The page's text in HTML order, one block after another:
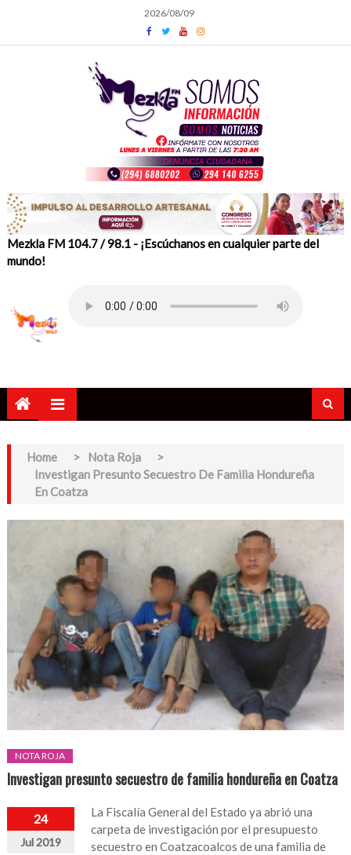
content
2026/08/09
Mezkla FM 104.7 / 98.1 - ¡Escúchanos en cualquier parte del
mundo!
Home > Nota Roja
>
Investigan Presunto Secuestro De Familia Hondureña
En Coatza
NOTA ROJA
Investigan presunto secuestro de familia hondureña en Coatza
24
Jul 2019
La Fiscalía General del Estado ya abrió una
carpeta de investigación por el presupuesto
secuestro en Coatzacoalcos de una familia de